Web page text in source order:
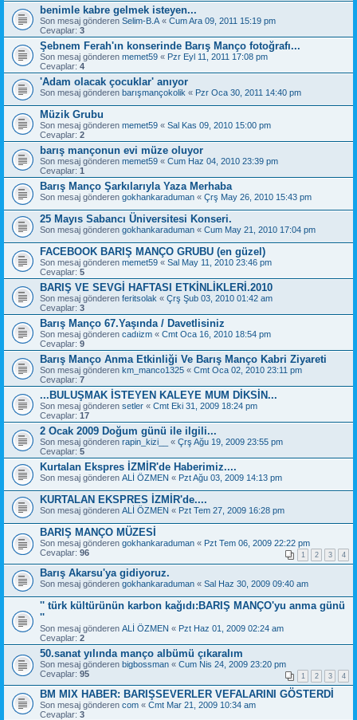
benimle kabre gelmek isteyen...
Son mesaj gönderen Selim-B.A « Cum Ara 09, 2011 15:19 pm
Cevaplar: 3
Şebnem Ferah'ın konserinde Barış Manço fotoğrafı...
Son mesaj gönderen memet59 « Pzr Eyl 11, 2011 17:08 pm
Cevaplar: 4
'Adam olacak çocuklar' anıyor
Son mesaj gönderen barışmançokolik « Pzr Oca 30, 2011 14:40 pm
Müzik Grubu
Son mesaj gönderen memet59 « Sal Kas 09, 2010 15:00 pm
Cevaplar: 2
barış mançonun evi müze oluyor
Son mesaj gönderen memet59 « Cum Haz 04, 2010 23:39 pm
Cevaplar: 1
Barış Manço Şarkılarıyla Yaza Merhaba
Son mesaj gönderen gokhankaraduman « Çrş May 26, 2010 15:43 pm
25 Mayıs Sabancı Üniversitesi Konseri.
Son mesaj gönderen gokhankaraduman « Cum May 21, 2010 17:04 pm
FACEBOOK BARIŞ MANÇO GRUBU (en güzel)
Son mesaj gönderen memet59 « Sal May 11, 2010 23:46 pm
Cevaplar: 5
BARIŞ VE SEVGİ HAFTASI ETKİNLİKLERİ.2010
Son mesaj gönderen feritsolak « Çrş Şub 03, 2010 01:42 am
Cevaplar: 3
Barış Manço 67.Yaşında / Davetlisiniz
Son mesaj gönderen cadıizm « Cmt Oca 16, 2010 18:54 pm
Cevaplar: 9
Barış Manço Anma Etkinliği Ve Barış Manço Kabri Ziyareti
Son mesaj gönderen km_manco1325 « Cmt Oca 02, 2010 23:11 pm
Cevaplar: 7
...BULUŞMAK İSTEYEN KALEYE MUM DİKSİN...
Son mesaj gönderen setler « Cmt Eki 31, 2009 18:24 pm
Cevaplar: 17
2 Ocak 2009 Doğum günü ile ilgili...
Son mesaj gönderen rapin_kizi__ « Çrş Ağu 19, 2009 23:55 pm
Cevaplar: 5
Kurtalan Ekspres İZMİR'de Haberimiz....
Son mesaj gönderen ALİ ÖZMEN « Pzt Ağu 03, 2009 14:13 pm
KURTALAN EKSPRES İZMİR'de....
Son mesaj gönderen ALİ ÖZMEN « Pzt Tem 27, 2009 16:28 pm
BARIŞ MANÇO MÜZESİ
Son mesaj gönderen gokhankaraduman « Pzt Tem 06, 2009 22:22 pm
Cevaplar: 96 1 2 3 4
Barış Akarsu'ya gidiyoruz.
Son mesaj gönderen gokhankaraduman « Sal Haz 30, 2009 09:40 am
'' türk kültürünün karbon kağıdı:BARIŞ MANÇO'yu anma günü
''
Son mesaj gönderen ALİ ÖZMEN « Pzt Haz 01, 2009 02:24 am
Cevaplar: 2
50.sanat yılında manço albümü çıkaralım
Son mesaj gönderen bigbossman « Cum Nis 24, 2009 23:20 pm
Cevaplar: 95 1 2 3 4
BM MIX HABER: BARIŞSEVERLER VEFALARINI GÖSTERDİ
Son mesaj gönderen com « Cmt Mar 21, 2009 10:34 am
Cevaplar: 3